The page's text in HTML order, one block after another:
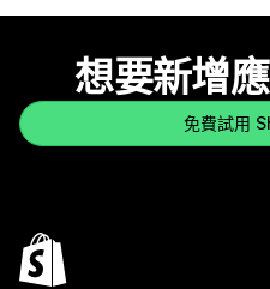
想要新增
免費試用